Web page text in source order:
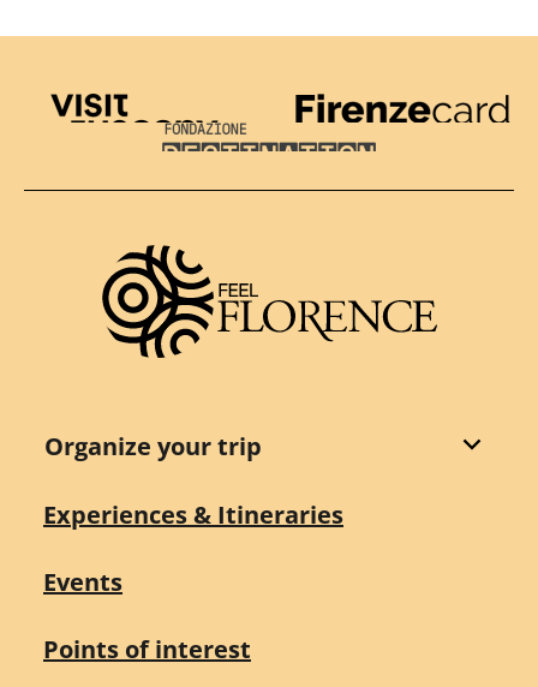
Visit Tuscany
Firenze Card
Destination Florence
Organize your trip
Experiences & Itineraries
Events
Points of interest